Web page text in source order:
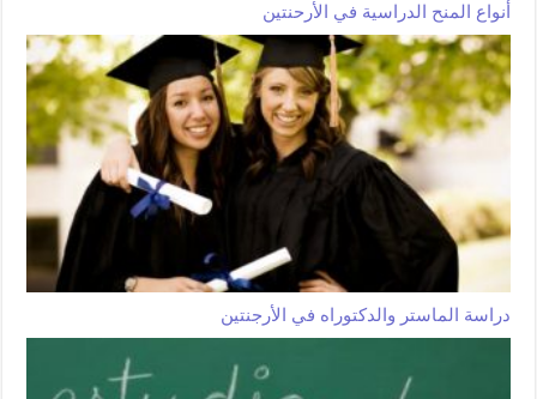
أنواع المنح الدراسية في الأرحنتين
دراسة الماستر والدكتوراه في الأرجنتين